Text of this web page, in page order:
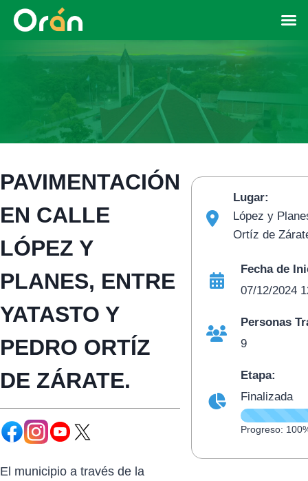
PAVIMENTACIÓN
EN CALLE
LÓPEZ Y
PLANES, ENTRE
YATASTO Y
PEDRO ORTÍZ
DE ZÁRATE.
El municipio a través de la
Lugar:
López y
Ortíz de
Fecha de
07/12/2024
Personas
9
Etapa:
Finalizada
Progreso: